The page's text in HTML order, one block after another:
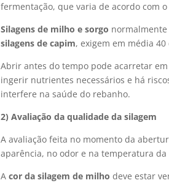
fermentação, que varia de acordo com
Silagens de milho e sorgo normalmente
silagens de capim, exigem em média
Abrir antes do tempo pode acarretar
ingerir nutrientes necessários e há
interfere na saúde do rebanho.
2) Avaliação da qualidade da silagem
A avaliação feita no momento da
aparência, no odor e na temperatura
Acor da silagem de milho deve estar